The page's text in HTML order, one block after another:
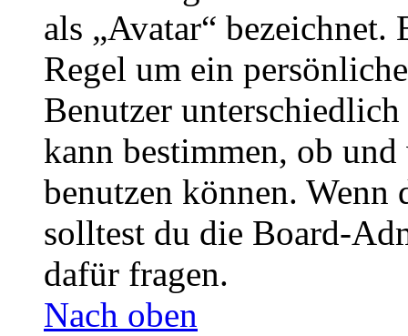
als „Avatar“
Regel um ein
Benutzer
kann bestimmen, ob
benutzen können. Wenn
solltest du die Board-
dafür fragen.
Nach oben